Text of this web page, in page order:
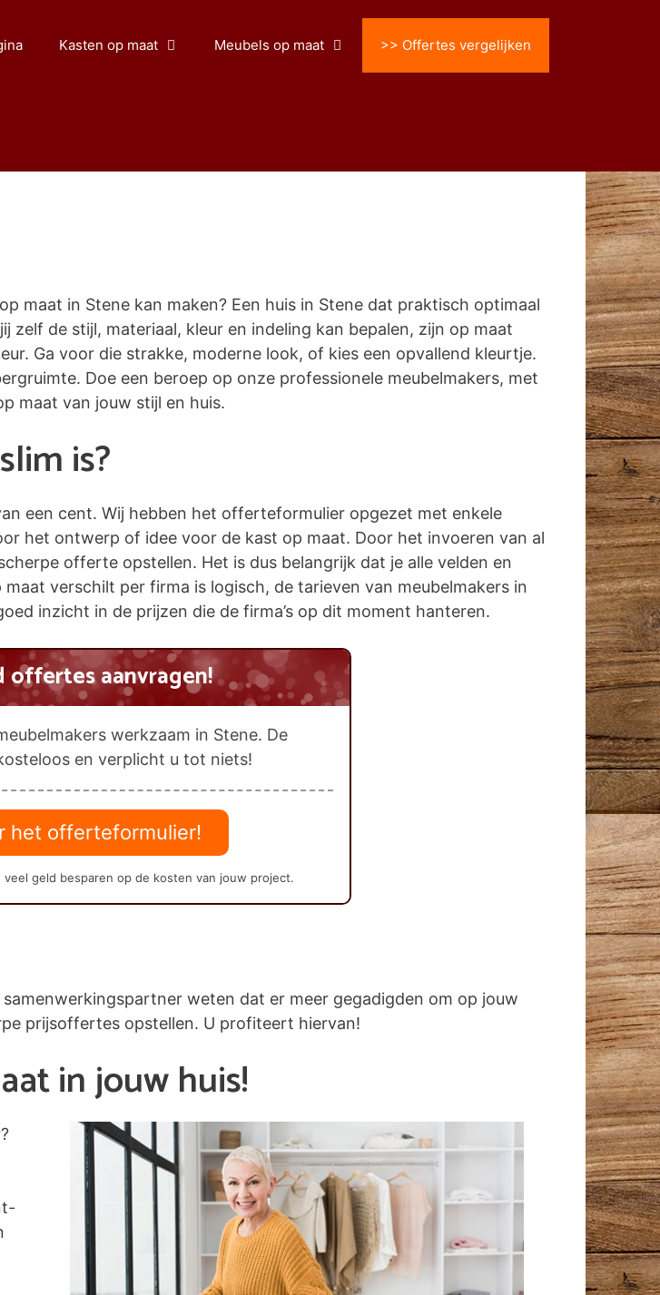
Kasten op maat Meubels op maat >> Offertes vergelijken
maat in Stene kan maken? Een huis in Stene dat praktisch optimaal
de stijl, materiaal, kleur en indeling kan bepalen, zijn op maat
Ga voor die strakke, moderne look, of kies een opvallend kleurtje.
Doe een beroep op onze professionele meubelmakers, met
maat van jouw stijl en huis.
is?
een cent. Wij hebben het offerteformulier opgezet met enkele
het ontwerp of idee voor de kast op maat. Door het invoeren van al
offerte opstellen. Het is dus belangrijk dat je alle velden en
verschilt per firma is logisch, de tarieven van meubelmakers in
inzicht in de prijzen die de firma’s op dit moment hanteren.
aanvragen!
werkzaam in Stene. De
en verplicht u tot niets!
het offerteformulier!
geld besparen op de kosten van jouw project.
weten dat er meer gegadigden om op jouw
prijsoffertes opstellen. U profiteert hiervan!
in jouw huis!